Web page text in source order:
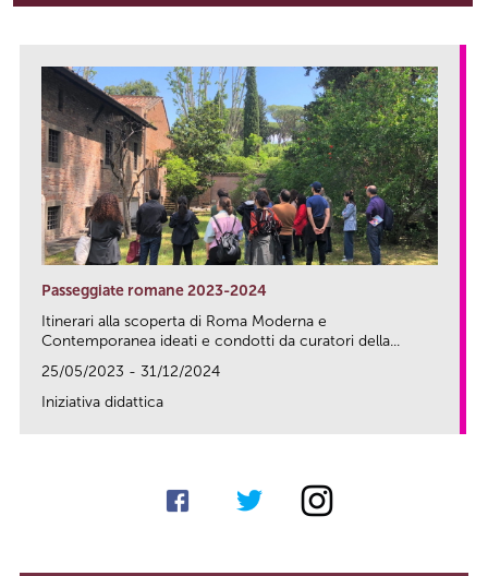
Passeggiate romane 2023-2024
Itinerari alla scoperta di Roma Moderna e
Contemporanea ideati e condotti da curatori della...
25/05/2023 - 31/12/2024
Iniziativa didattica